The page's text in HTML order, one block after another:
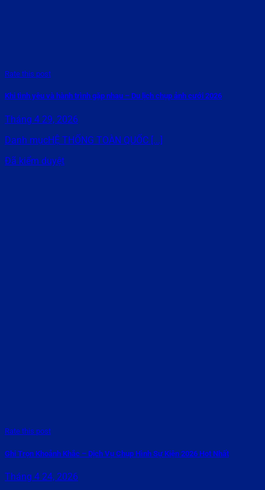
Rate this post
Khi tình yêu và hành trình gặp nhau – Du lịch chụp ảnh cưới 2026
Tháng 4 29, 2026
Danh mụcHỆ THỐNG TOÀN QUỐC [...]
Đã kiểm duyệt
Rate this post
Ghi Trọn Khoảnh Khắc – Dịch Vụ Chụp Hình Sự Kiện 2026 Hot Nhất
Tháng 4 24, 2026